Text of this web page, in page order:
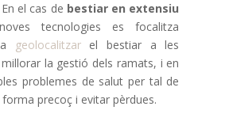
el cas de bestiar en extensiu
tecnologies es focalitza
geolocalitzarel bestiar a les
la gestió dels ramats, i en
problemes de salut per tal de
precoç i evitar pèrdues.